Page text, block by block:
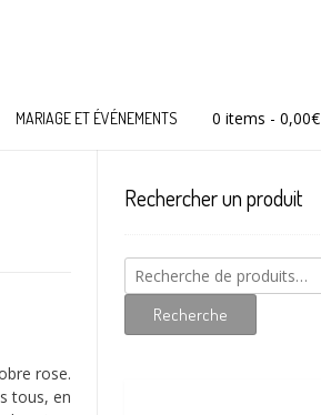
MARIAGE ET ÉVÉNEMENTS 0 items - 0,00€
rose.
tous, en
Rechercher un produit
Recherche
pour :
Recherche